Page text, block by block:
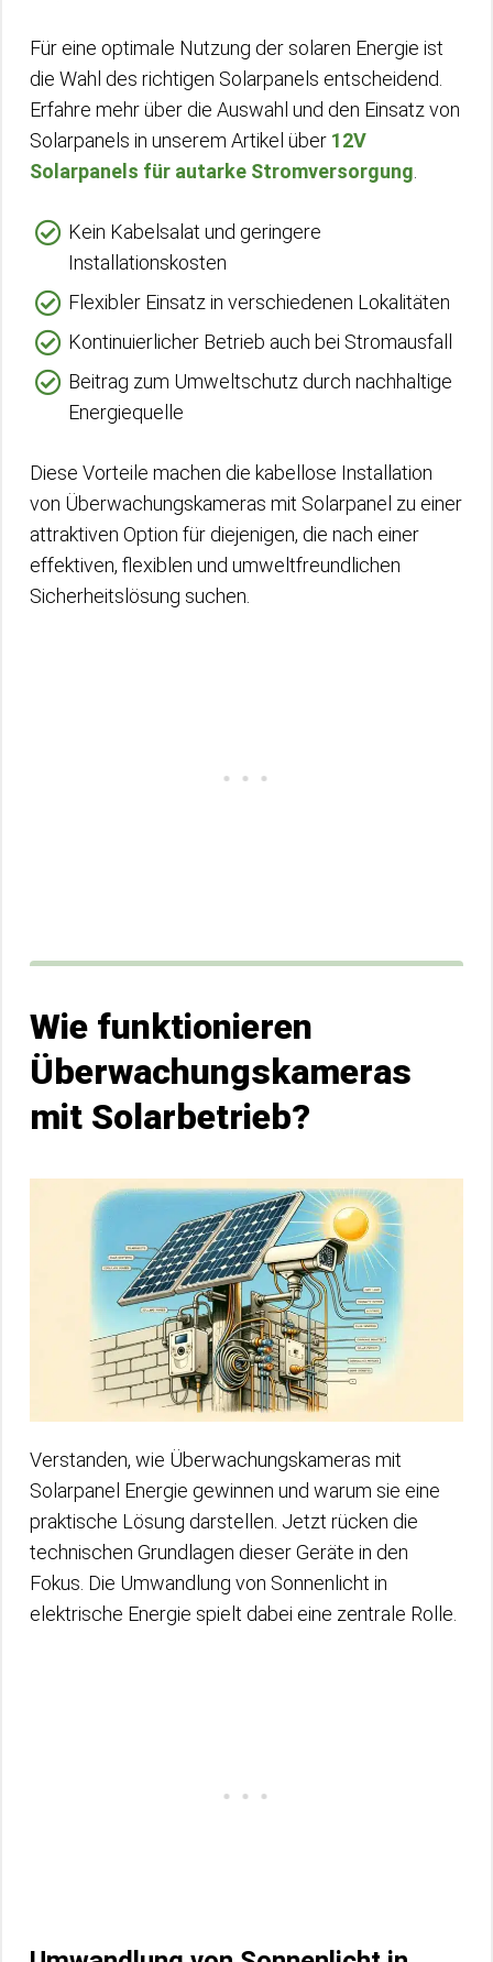
Für eine optimale Nutzung der solaren Energie ist
die Wahl des richtigen Solarpanels entscheidend.
Erfahre mehr über die Auswahl und den Einsatz von
Solarpanels in unserem Artikel über 12V
Solarpanels für autarke Stromversorgung
Kein Kabelsalat und geringere
Installationskosten
Flexibler Einsatz in verschiedenen Lokalitäten
Kontinuierlicher Betrieb auch bei Stromausfall
Beitrag zum Umweltschutz durch nachhaltige
Energiequelle
Diese Vorteile machen die kabellose Installation
von Überwachungskameras mit Solarpanel zu einer
attraktiven Option für diejenigen, die nach einer
effektiven, flexiblen und umweltfreundlichen
Sicherheitslösung suchen.
Wie funktionieren
Überwachungskameras
mit Solarbetrieb?
Verstanden, wie Überwachungskameras mit
Solarpanel Energie gewinnen und warum sie eine
praktische Lösung darstellen. Jetzt rücken die
technischen Grundlagen dieser Geräte in den
Fokus. Die Umwandlung von Sonnenlicht in
elektrische Energie spielt dabei eine zentrale Rolle.